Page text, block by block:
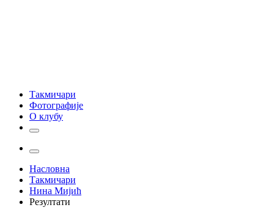
Такмичари
Фотографије
О клубу
Насловна
Такмичари
Нина Мијић
Резултати